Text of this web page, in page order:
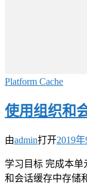
Platform Cache
使用组织和
由admin打开2019年
学习目标 完成本
和会话缓存中存储